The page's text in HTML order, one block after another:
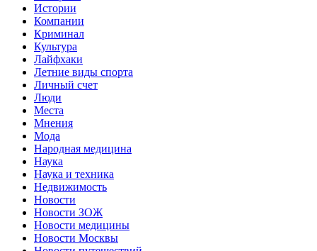
Истории
Компании
Криминал
Культура
Лайфхаки
Летние виды спорта
Личный счет
Люди
Места
Мнения
Мода
Народная медицина
Наука
Наука и техника
Недвижимость
Новости
Новости ЗОЖ
Новости медицины
Новости Москвы